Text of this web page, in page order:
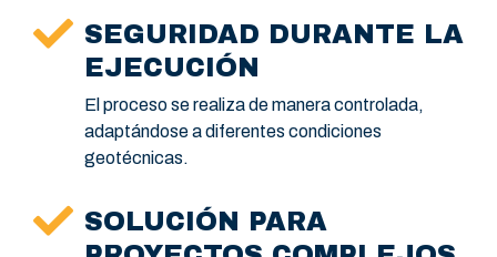
SEGURIDAD DURANTE LA
EJECUCIÓN
El proceso se realiza de manera controlada,
adaptándose a diferentes condiciones
geotécnicas.
SOLUCIÓN PARA